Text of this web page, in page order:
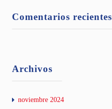
Comentarios recientes
Archivos
noviembre 2024